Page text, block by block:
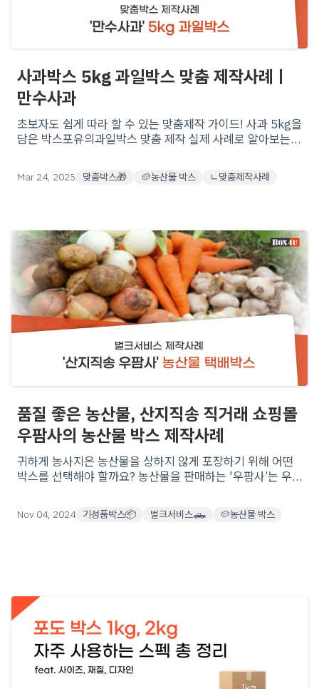
사과박스 5kg 과일박스 맞춤 제작사례ㅣ
만수사과
초보자도 쉽게 따라 할 수 있는 맞춤제작 가이드! 사과 5kg을
담은 박스포유의과일박스 맞춤 제작 실제 사례로 알아보는
Mar 24, 2025 맞춤박스🎁 🥔농산물 박스 ㄴ맞춤제작사례
품질 좋은 농산물, 산지직송 직거래 쇼핑몰
우팜사의 농산물 박스 제작사례
귀하게 농사지은 농산물을 상하지 않게 포장하기 위해 어떤
박스를 선택해야 할까요? 농산물을 판매하는 '우팜사’는 우
안전하게 포장할 박스로 왜 이 박스를 선택했을까요?
Nov 04, 2024 기성품박스📦 벌크서비스🛻 🥔농산물 박스